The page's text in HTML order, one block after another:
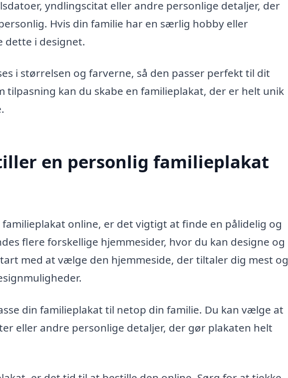
yndlingscitat eller andre personlige detaljer, der
Hvis din familie har en særlig hobby eller
dette i designet.
i størrelsen og farverne, så den passer perfekt til dit
tilpasning kan du skabe en familieplakat, der er helt unik
en personlig familieplakat
online, er det vigtigt at finde en pålidelig og
flere forskellige hjemmesider, hvor du kan designe og
med at vælge den hjemmeside, der tiltaler dig mest og
din familieplakat til netop din familie. Du kan vælge at
eller andre personlige detaljer, der gør plakaten helt